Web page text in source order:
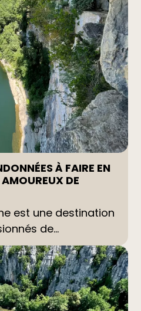
À FAIRE EN
DE
est une destination
de...